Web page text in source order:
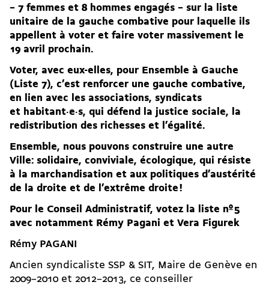
– 7 femmes et 8 hommes engagés – sur la liste
unitaire de la gauche combative pour laquelle ils
appellent à voter et faire voter massivement le
19 avril prochain.
Voter, avec eux-elles, pour Ensemble à Gauche
(Liste 7), c’est renforcer une gauche combative,
en lien avec les associations, syndicats
et habitant·e·s, qui défend la justice sociale, la
redistribution des richesses et l’égalité.
Ensemble, nous pouvons construire une autre
Ville: solidaire, conviviale, écologique, qui résiste
à la marchandisation et aux politiques d’austérité
de la droite et de l’extrême droite !
Pour le Conseil Administratif, votez la liste nº 5
avec notamment Rémy Pagani et Vera Figurek
Rémy PAGANI
Ancien syndicaliste SSP & SIT, Maire de Genève en
2009–2010 et 2012–2013, ce conseiller